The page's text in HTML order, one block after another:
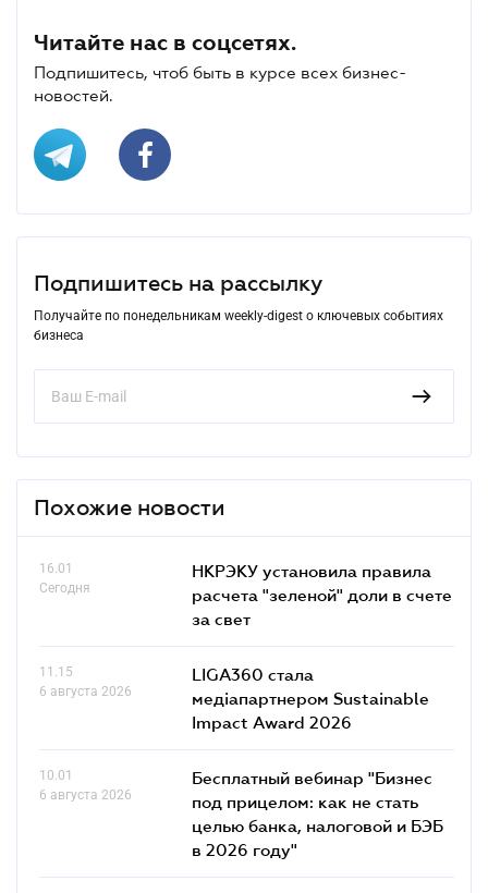
Читайте нас в соцсетях.
Подпишитесь, чтоб быть в курсе всех бизнес-
новостей.
Подпишитесь на рассылку
Получайте по понедельникам weekly-digest о ключевых событиях
бизнеса
Похожие новости
16.01
Сегодня
НКРЭКУ установила правила
расчета "зеленой" доли в счете
за свет
11.15
6 августа 2026
LIGA360 стала
медіапартнером Sustainable
Impact Award 2026
10.01
6 августа 2026
Бесплатный вебинар "Бизнес
под прицелом: как не стать
целью банка, налоговой и БЭБ
в 2026 году"